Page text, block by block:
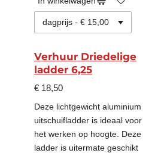
Verhuur Driedelige
ladder 6,25
€ 18,50
Deze lichtgewicht aluminium
uitschuifladder is ideaal voor
het werken op hoogte. Deze
ladder is uitermate geschikt